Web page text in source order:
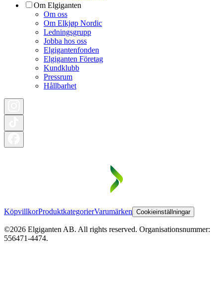
Om Elgiganten
Om oss
Om Elkjøp Nordic
Ledningsgrupp
Jobba hos oss
Elgigantenfonden
Elgiganten Företag
Kundklubb
Pressrum
Hållbarhet
KöpvillkorProduktkategorierVarumärken Cookieinställningar
©2026 Elgiganten AB. All rights reserved. Organisationsnummer:
556471-4474.